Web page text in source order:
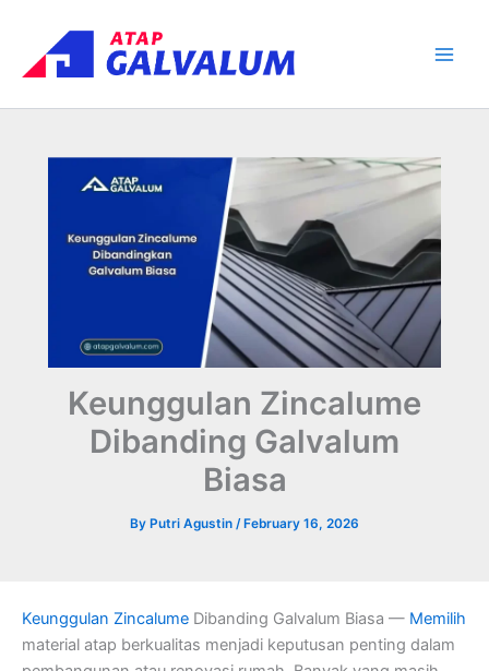
content
Keunggulan Zincalume
Dibanding Galvalum
Biasa
By Putri Agustin / February 16, 2026
Keunggulan Zincalume Dibanding Galvalum Biasa — Memilih
material atap berkualitas menjadi keputusan penting dalam